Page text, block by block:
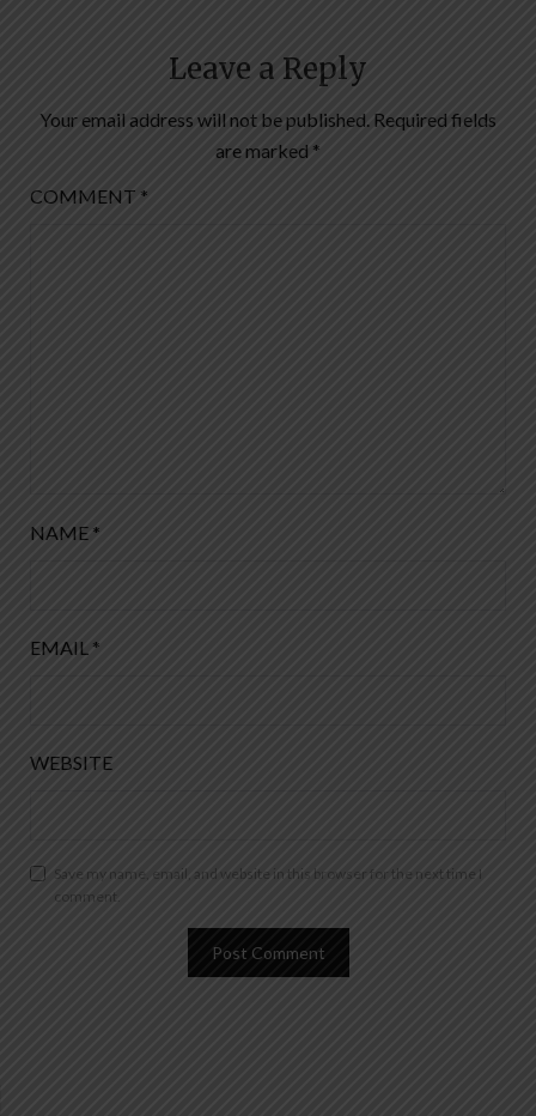
Leave a Reply
Your email address will not be published. Required fields
are marked *
COMMENT *
NAME *
EMAIL *
WEBSITE
Save my name, email, and website in this browser for the next time I
comment.